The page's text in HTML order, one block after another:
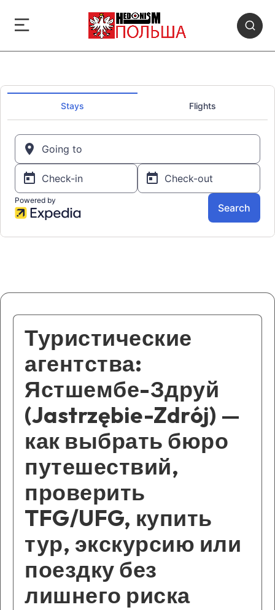
Туристические
агентства:
Ястшембе-Здруй
(Jastrzębie-Zdrój) —
как выбрать бюро
путешествий,
проверить
TFG/UFG, купить
тур, экскурсию или
поездку без
лишнего риска